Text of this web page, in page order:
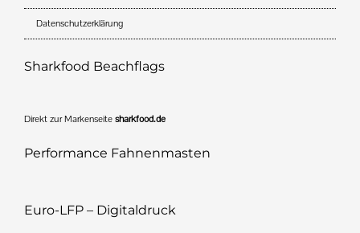
Datenschutzerklärung
Sharkfood Beachflags
Direkt zur Markenseitesharkfood.de
Performance Fahnenmasten
Euro-LFP – Digitaldruck